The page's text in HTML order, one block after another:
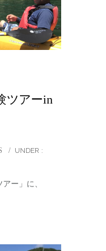
ツアーin
/ UNDER :
ー」に、